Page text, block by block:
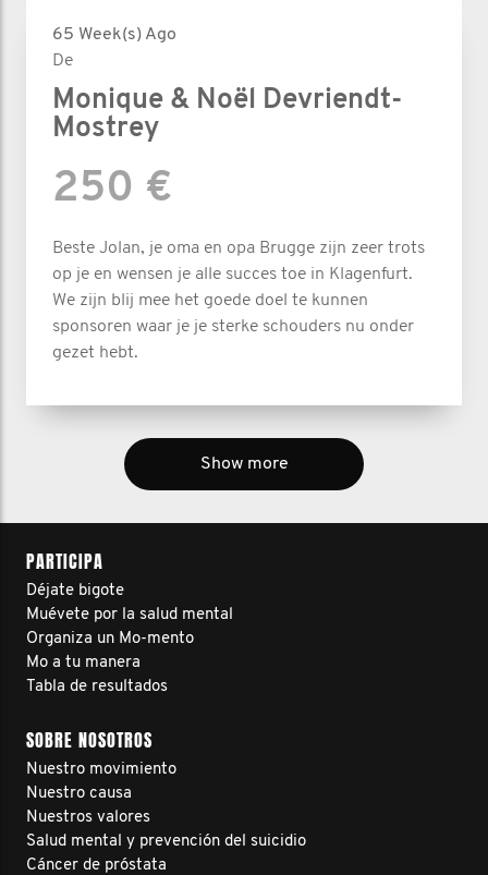
65 Week(s) Ago
De
Monique & Noël Devriendt-
Mostrey
250 €
Beste Jolan, je oma en opa Brugge zijn zeer trots
op je en wensen je alle succes toe in Klagenfurt.
We zijn blij mee het goede doel te kunnen
sponsoren waar je je sterke schouders nu onder
gezet hebt.
Show more
PARTICIPA
Déjate bigote
Muévete por la salud mental
Organiza un Mo-mento
Mo a tu manera
Tabla de resultados
SOBRE NOSOTROS
Nuestro movimiento
Nuestro causa
Nuestros valores
Salud mental y prevención del suicidio
Cáncer de próstata